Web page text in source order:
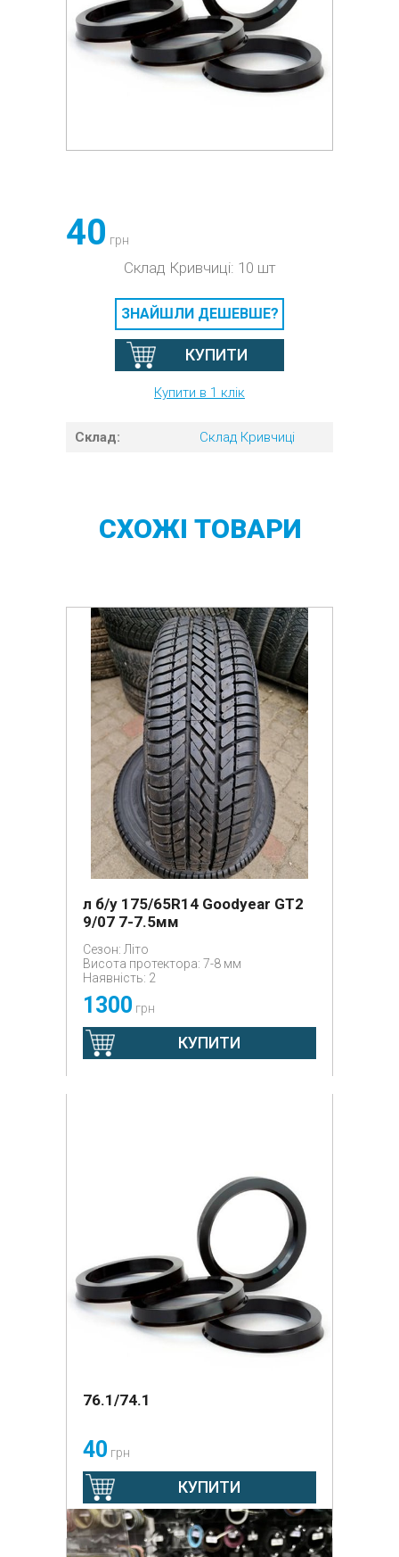
40 грн
Склад Кривчиці: 10 шт
ЗНАЙШЛИ ДЕШЕВШЕ?
КУПИТИ
Купити в 1 клік
Склад: Склад Кривчиці
СХОЖІ ТОВАРИ
л б/у 175/65R14 Goodyear GT2
9/07 7-7.5мм
Сезон: Літо
Висота протектора: 7-8 мм
Наявність: 2
1300 грн
КУПИТИ
76.1/74.1
40 грн
КУПИТИ